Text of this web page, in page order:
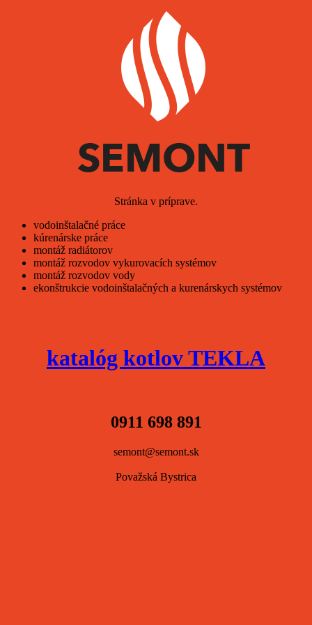
Stránka v príprave.
vodoinštalačné práce
kúrenárske práce
montáž radiátorov
montáž rozvodov vykurovacích systémov
montáž rozvodov vody
ekonštrukcie vodoinštalačných a kurenárskych systémov
katalóg kotlov TEKLA
0911 698 891
semont@semont.sk
Považská Bystrica